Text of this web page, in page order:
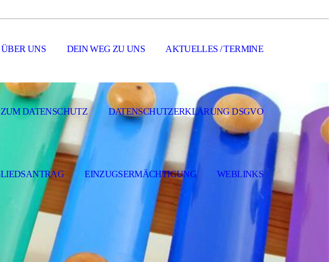
ÜBER UNS DEIN WEG ZU UNS AKTUELLES / TERMINE
DATENSCHUTZ DATENSCHUTZERKLÄRUNG DSGVO
EINZUGSERMÄCHTIGUNG WEBLINKS